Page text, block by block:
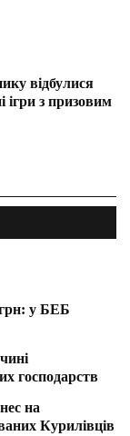
відбулися
ігри з призовим
грн: у БЕБ
господарств
на
Курилівців